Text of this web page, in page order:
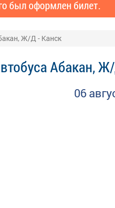
был оформлен билет.
Ж/Д - Канск
Абакан,
06